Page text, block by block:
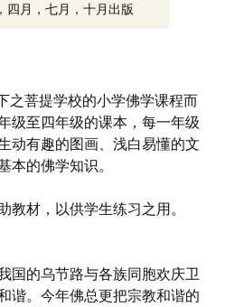
四月，七月，十月出版
之菩提学校的小学佛学课程而
级至四年级的课本，每一年级
动有趣的图画、浅白易懂的文
本的佛学知识。
教材，以供学生练习之用。
国的乌节路与各族同胞欢庆卫
谐。今年佛总更把宗教和谐的